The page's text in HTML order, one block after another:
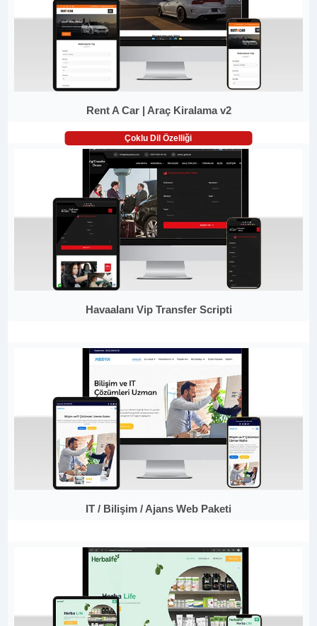
Rent A Car | Araç Kiralama v2
Çoklu Dil Özelliği
Havaalanı Vip Transfer Scripti
IT / Bilişim / Ajans Web Paketi